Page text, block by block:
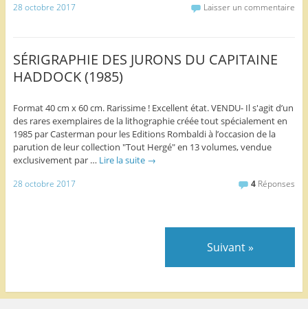
28 octobre 2017 Laisser un commentaire
SÉRIGRAPHIE DES JURONS DU CAPITAINE
HADDOCK (1985)
Format 40 cm x 60 cm. Rarissime ! Excellent état. VENDU- Il s'agit d’un
des rares exemplaires de la lithographie créée tout spécialement en
1985 par Casterman pour les Editions Rombaldi à l’occasion de la
parution de leur collection "Tout Hergé" en 13 volumes, vendue
exclusivement par … Lire la suite →
28 octobre 2017 4 Réponses
Suivant»